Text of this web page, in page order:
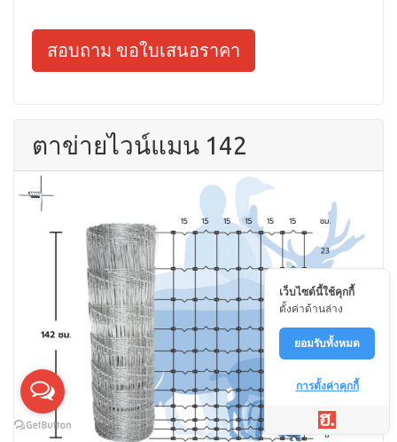
สอบถาม ขอใบเสนอราคา
ตาข่ายไวน์แมน 142
เว็บไซต์นี้ใช้คุกกี้
ตั้งค่าด้านล่าง
ยอมรับทั้งหมด
การตั้งค่าคุกกี้